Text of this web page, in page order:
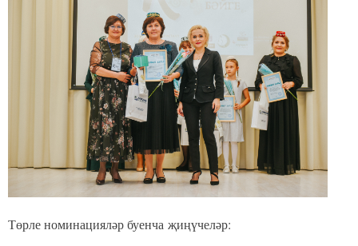
Төрле номинацияләр буенча җиңүчеләр: